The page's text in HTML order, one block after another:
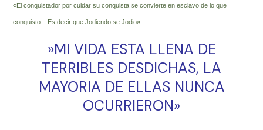
«El conquistador por cuidar su conquista se convierte en esclavo de lo que
conquisto – Es decir que Jodiendo se Jodio»
‎»MI VIDA ESTA LLENA DE
TERRIBLES DESDICHAS, LA
MAYORIA DE ELLAS NUNCA
OCURRIERON»